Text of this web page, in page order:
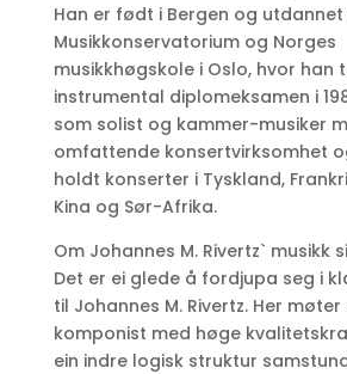
Han er født i Bergen og utdannet
Musikkonservatorium og Norges
musikkhøgskole i Oslo, hvor han
instrumental diplomeksamen i
som solist og kammer-musiker
omfattende konsertvirksomhet
holdt konserter i Tyskland,
Kina og Sør-Afrika.
Om Johannes M. Rivertz` musikk
Det er ei glede å fordjupa seg i
til Johannes M. Rivertz. Her
komponist med høge
ein indre logisk struktur